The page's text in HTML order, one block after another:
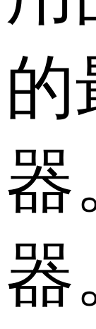
的
器
器